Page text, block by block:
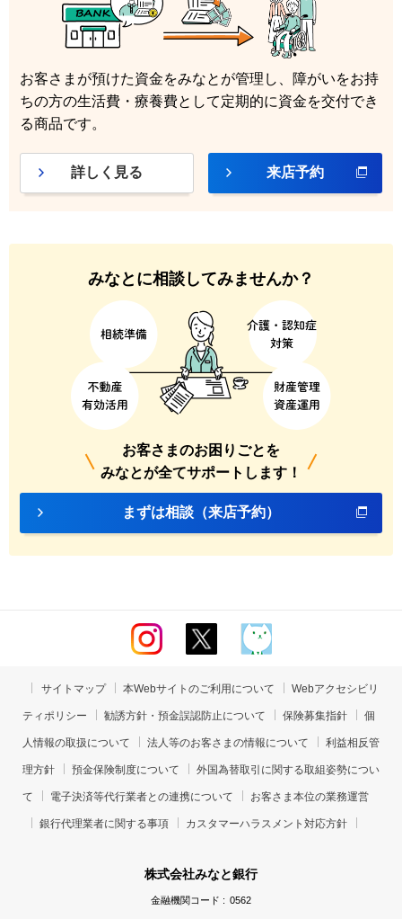
お客さまが預けた資金をみなとが管理し、障がいをお持
ちの方の生活費・療養費として定期的に資金を交付でき
る商品です。
詳しく見る 来店予約
みなとに相談してみませんか？
お客さまのお困りごとを
みなとが全てサポートします！
まずは相談（来店予約）
サイトマップ 本Webサイトのご利用について Webアクセシビリ
ティポリシー 勧誘方針・預金誤認防止について 保険募集指針 個
人情報の取扱について 法人等のお客さまの情報について 利益相反管
理方針 預金保険制度について 外国為替取引に関する取組姿勢につい
て 電子決済等代行業者との連携について お客さま本位の業務運営
銀行代理業者に関する事項 カスタマーハラスメント対応方針
株式会社みなと銀行
金融機関コード : 0562